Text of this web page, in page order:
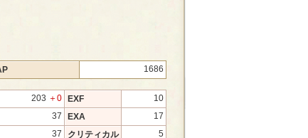
1686
203 ＋0 EXF
10
37 EXA
17
37 クリティカル
5